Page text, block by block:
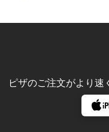
ピザのご注文がより速